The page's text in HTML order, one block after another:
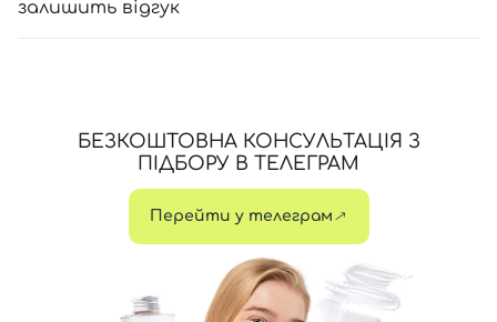
залишить відгук
БЕЗКОШТОВНА КОНСУЛЬТАЦІЯ З
ПІДБОРУ В ТЕЛЕГРАМ
Перейти у телеграм